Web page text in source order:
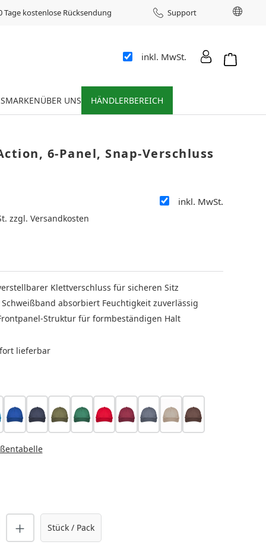
Tage kostenlose Rücksendung Support
inkl. MwSt.
MARKENÜBER UNS HÄNDLERBEREICH
6-Panel, Snap-Verschluss
inkl. MwSt.
zzgl. Versandkosten
Klettverschluss für sicheren Sitz
absorbiert Feuchtigkeit zuverlässig
Struktur für formbeständigen Halt
lieferbar
blau marinemoosgrün
grün rot bordeauxanthrazitsand hellbraun
Gib den gewünschten Wert
Stück / Pack